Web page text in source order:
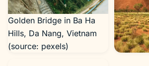
Golden Bridge in Ba Ha
Hills, Da Nang, Vietnam
(source: pexels)